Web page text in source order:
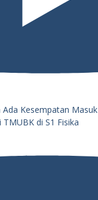
Kesempatan Masuk
di S1 Fisika